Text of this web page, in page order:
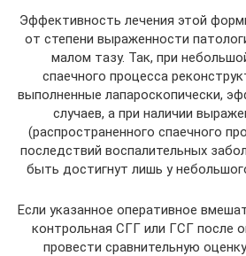
Эффективность лечения этой
от степени выраженности
малом тазу. Так, при
спаечного процесса
выполненные лапароскопически,
случаев, а при наличии
(распространенного спаечного
последствий воспалительных
быть достигнут лишь у
Если указанное оперативное
контрольная СГГ или ГСГ после
провести сравнительную